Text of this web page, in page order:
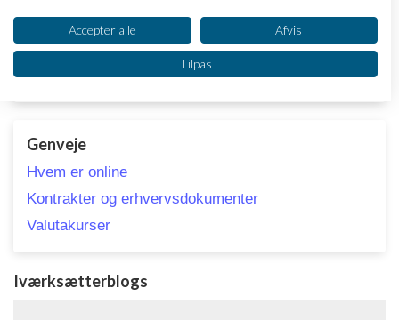
Uanset hvor stærk din...
Genveje
Hvem er online
Kontrakter og erhvervsdokumenter
Valutakurser
Iværksætterblogs
Se partnerliste (2 IAB-leverandører)
Vi bruger dine data til følgende formål:
IAB's behandlingsformål:
Opbevare og/eller tilgå oplysninger på en
Bruge begrænsede oplysninger til at vælge
annoncering
Oprette profiler til tilpasset annoncering
Oprette profiler for at tilpasse indhold
Accepter alle Afvis
Tilpas